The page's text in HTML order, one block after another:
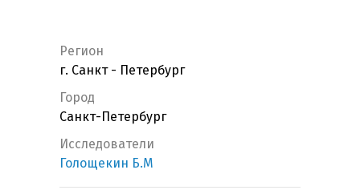
Регион
г. Санкт - Петербург
Город
Санкт-Петербург
Исследователи
Голощекин Б.М